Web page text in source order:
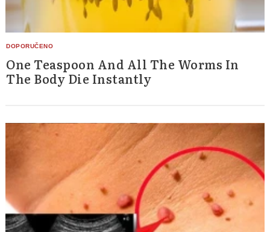
One Teaspoon And All The Worms In
The Body Die Instantly